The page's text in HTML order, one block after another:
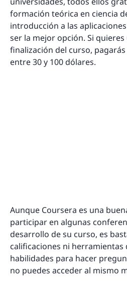
formación teórica en ciencia
introducción a las
ser la mejor opción. Si
finalización del curso,
entre 30 y 100 dólares.
Aunque Coursera es una
participar en algunas
desarrollo de su curso, es
calificaciones ni herramientas
habilidades para hacer
no puedes acceder al mismo